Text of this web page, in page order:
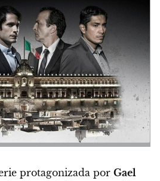
protagonizada por Gael